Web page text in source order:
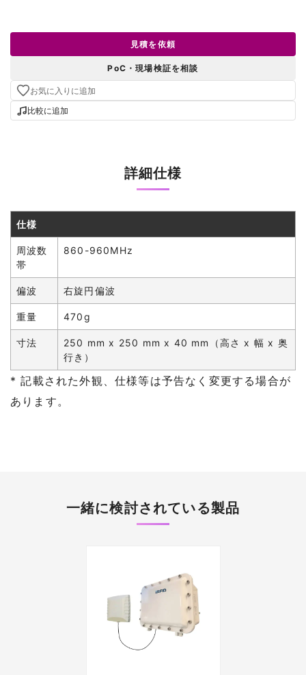
見積を依頼
PoC・現場検証を相談
お気に入りに追加
比較に追加
詳細仕様
仕様
周波数
帯
860-960MHz
偏波 右旋円偏波
重量 470g
寸法
250 mm x 250 mm x 40 mm（高さ x 幅 x 奥
行き）
* 記載された外観、仕様等は予告なく変更する場合が
あります。
一緒に検討されている製品